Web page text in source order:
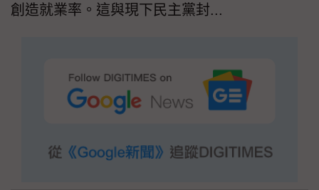
創造就業率。這與現下民主黨封...